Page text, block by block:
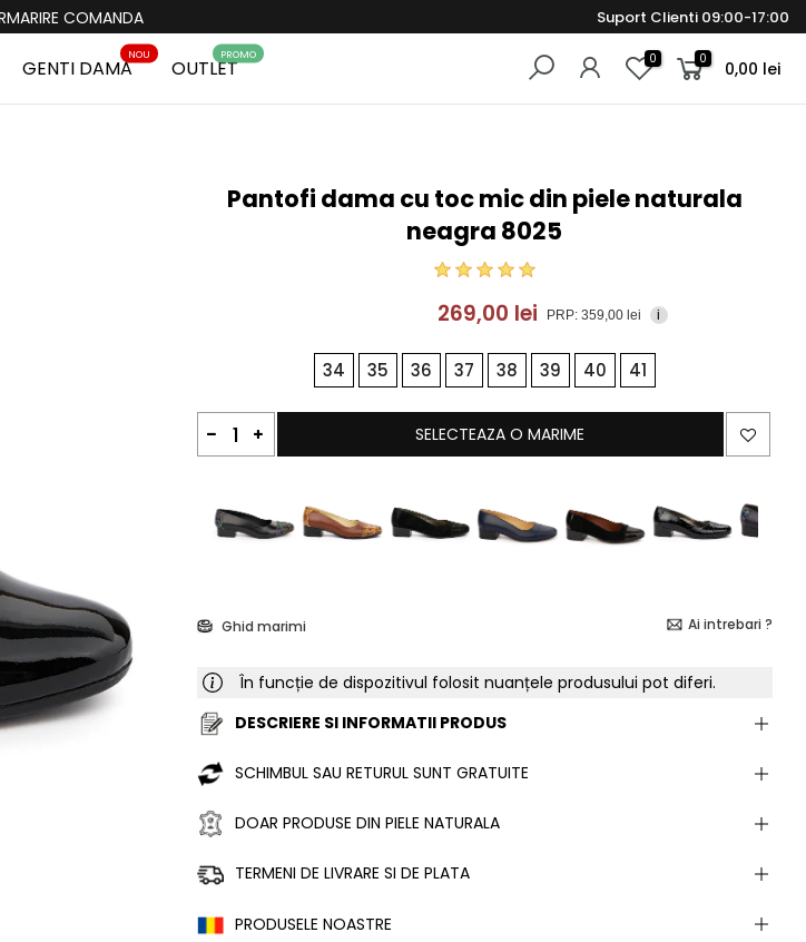
COMANDA Suport Clienti 09:00-17:00
GENTI DAMA
NOU
OUTLET
PROMO 0 0 0,00 lei
Pantofi dama cu toc mic din piele naturala
neagra 8025
269,00 lei PRP: 359,00 lei i
34 35 36 37 38 39 40 41
SELECTEAZA O MARIME
Ghid marimi Ai intrebari ?
În funcție de dispozitivul folosit nuanțele produsului pot diferi.
DESCRIERE SI INFORMATII PRODUS
SCHIMBUL SAU RETURUL SUNT GRATUITE
DOAR PRODUSE DIN PIELE NATURALA
TERMENI DE LIVRARE SI DE PLATA
PRODUSELE NOASTRE